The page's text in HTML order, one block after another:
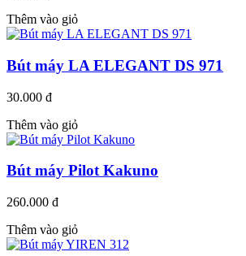
Thêm vào giỏ
Bút máy LA ELEGANT DS 971
30.000 đ
Thêm vào giỏ
Bút máy Pilot Kakuno
260.000 đ
Thêm vào giỏ